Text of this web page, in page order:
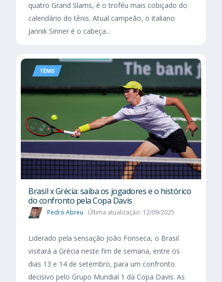
quatro Grand Slams, é o troféu mais cobiçado do
calendário do tênis. Atual campeão, o italiano
Jannik Sinner é o cabeça...
TÊNIS
Brasil x Grécia: saiba os jogadores e o histórico
do confronto pela Copa Davis
Pedro Abreu Última atualização: 12/09/2025
Liderado pela sensação João Fonseca, o Brasil
visitará a Grécia neste fim de semana, entre os
dias 13 e 14 de setembro, para um confronto
decisivo pelo Grupo Mundial 1 da Copa Davis. As